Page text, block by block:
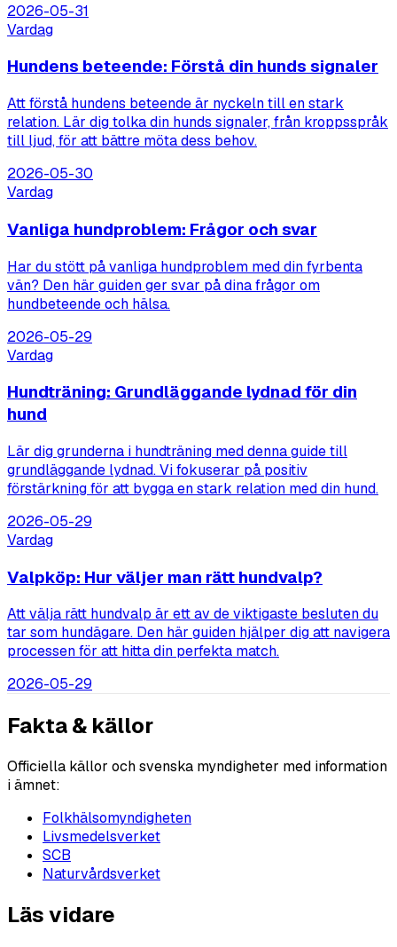
2026-05-31
Vardag
Hundens beteende: Förstå din hunds signaler
Att förstå hundens beteende är nyckeln till en stark
relation. Lär dig tolka din hunds signaler, från kroppsspråk
till ljud, för att bättre möta dess behov.
2026-05-30
Vardag
Vanliga hundproblem: Frågor och svar
Har du stött på vanliga hundproblem med din fyrbenta
vän? Den här guiden ger svar på dina frågor om
hundbeteende och hälsa.
2026-05-29
Vardag
Hundträning: Grundläggande lydnad för din
hund
Lär dig grunderna i hundträning med denna guide till
grundläggande lydnad. Vi fokuserar på positiv
förstärkning för att bygga en stark relation med din hund.
2026-05-29
Vardag
Valpköp: Hur väljer man rätt hundvalp?
Att välja rätt hundvalp är ett av de viktigaste besluten du
tar som hundägare. Den här guiden hjälper dig att navigera
processen för att hitta din perfekta match.
2026-05-29
Fakta & källor
Officiella källor och svenska myndigheter med information
i ämnet:
Folkhälsomyndigheten
Livsmedelsverket
SCB
Naturvårdsverket
Läs vidare